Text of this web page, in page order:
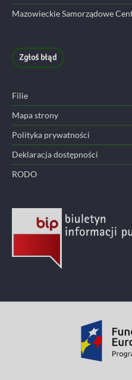
Mazowieckie Samorządowe
Zgłoś błąd
Filie
Mapa strony
Polityka prywatności
Deklaracja dostępności
RODO